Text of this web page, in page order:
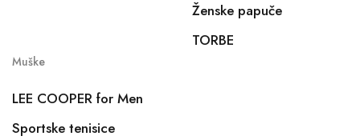
Ženske papuče
TORBE
Muške
LEE COOPER for Men
Sportske tenisice